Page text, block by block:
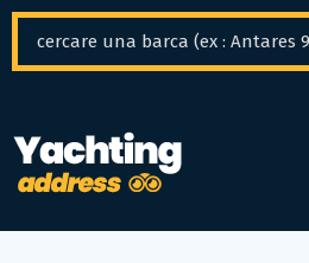
Pannello di gestione dei cookies